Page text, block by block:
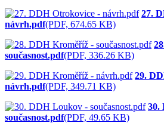
27.
návrh.pdf(PDF, 674.65 KB)
současnost.pdf(PDF, 336.26 KB)
29.
návrh.pdf(PDF, 349.71 KB)
30.
současnost.pdf(PDF, 49.65 KB)